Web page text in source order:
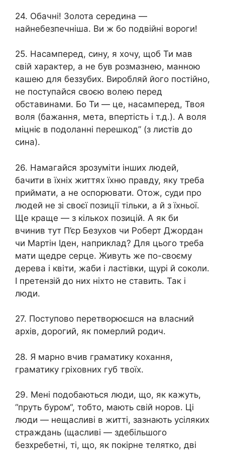
24. Обачні! Золота середина —
найнебезпечніша. Ви ж бо подвійні вороги!
25. Насамперед, сину, я хочу, щоб Ти мав
свій характер, а не був розмазнею, манною
кашею для беззубих. Виробляй його постійно,
не поступайся своєю волею перед
обставинами. Бо Ти — це, насамперед, Твоя
воля (бажання, мета, впертість і т.д.). А воля
міцніє в подоланні перешкод” (з листів до
сина).
26. Намагайся зрозуміти інших людей,
бачити в їхніх життях їхню правду, яку треба
приймати, а не оспорювати. Отож, суди про
людей не зі своєї позиції тільки, а й з їхньої.
Ще краще — з кількох позицій. А як би
вчинив тут П’єр Безухов чи Роберт Джордан
чи Мартін Іден, наприклад? Для цього треба
мати щедре серце. Живуть же по-своєму
дерева і квіти, жаби і ластівки, щурі й соколи.
І претензій до них ніхто не ставить. Так і
люди.
27. Поступово перетворюєшся на власний
архів, дорогий, як померлий родич.
28. Я марно вчив граматику кохання,
граматику гріховних губ твоїх.
29. Мені подобаються люди, що, як кажуть,
“пруть буром“, тобто, мають свій норов. Ці
люди — нещасливі в житті, зазнають усіляких
страждань (щасливі — здебільшого
безхребетні, ті, що, як покірне телятко, дві